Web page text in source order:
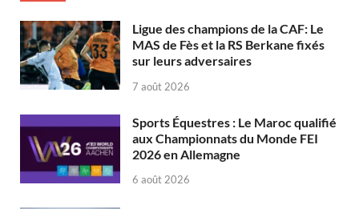
Ligue des champions de la CAF: Le
MAS de Fès et la RS Berkane fixés
sur leurs adversaires
7 août 2026
Sports Équestres : Le Maroc qualifié
aux Championnats du Monde FEI
2026 en Allemagne
6 août 2026